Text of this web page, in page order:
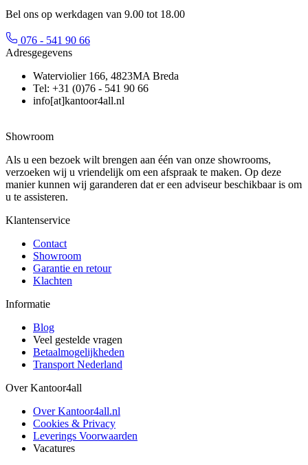
Bel ons op werkdagen van 9.00 tot 18.00
076 - 541 90 66
Adresgegevens
Waterviolier 166, 4823MA Breda
Tel: +31 (0)76 - 541 90 66
info[at]kantoor4all.nl
Showroom
Als u een bezoek wilt brengen aan één van onze showrooms,
verzoeken wij u vriendelijk om een afspraak te maken. Op deze
manier kunnen wij garanderen dat er een adviseur beschikbaar is om
u te assisteren.
Klantenservice
Contact
Showroom
Garantie en retour
Klachten
Informatie
Blog
Veel gestelde vragen
Betaalmogelijkheden
Transport Nederland
Over Kantoor4all
Over Kantoor4all.nl
Cookies & Privacy
Leverings Voorwaarden
Vacatures